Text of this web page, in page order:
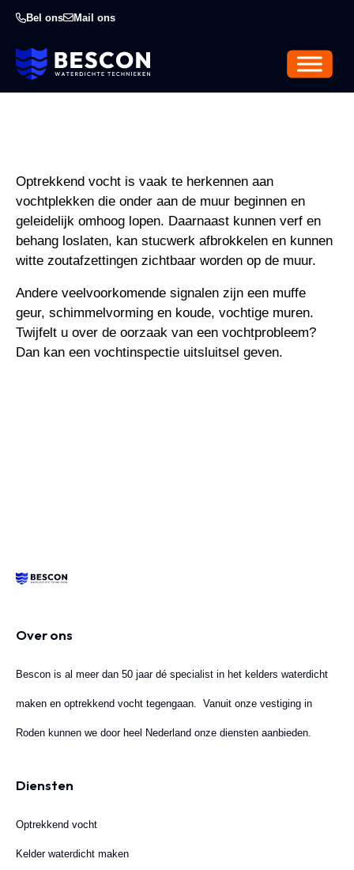
Bel ons Mail ons
Optrekkend vocht is vaak te herkennen aan
vochtplekken die onder aan de muur beginnen en
geleidelijk omhoog lopen. Daarnaast kunnen verf en
behang loslaten, kan stucwerk afbrokkelen en kunnen
witte zoutafzettingen zichtbaar worden op de muur.
Andere veelvoorkomende signalen zijn een muffe
geur, schimmelvorming en koude, vochtige muren.
Twijfelt u over de oorzaak van een vochtprobleem?
Dan kan een vochtinspectie uitsluitsel geven.
Over ons
Bescon is al meer dan 50 jaar dé specialist in het kelders waterdicht
maken en optrekkend vocht tegengaan. Vanuit onze vestiging in
Roden kunnen we door heel Nederland onze diensten aanbieden.
Diensten
Optrekkend vocht
Kelder waterdicht maken